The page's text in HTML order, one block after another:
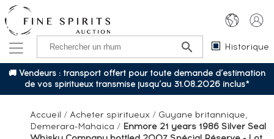
Historique
🚚 Vendeurs : transport offert pour toute demande d’estimation
de vos spiritueux transmise jusqu’au 31.08.2026 inclus*
Accueil / Acheter spiritueux / Guyane britannique,
Demerara-Mahaica / Enmore 21 years 1986 Silver Seal